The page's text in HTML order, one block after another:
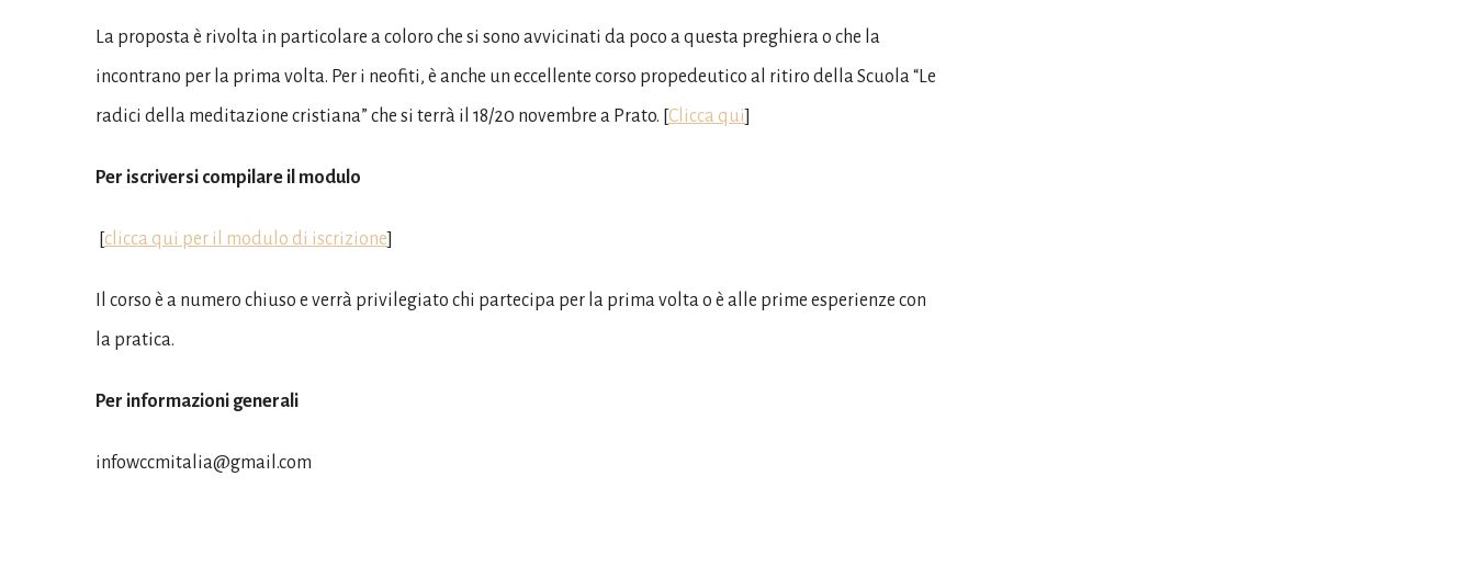
La proposta è rivolta in particolare a coloro che si sono avvicinati da poco a questa preghiera o che la
incontrano per la prima volta. Per i neofiti, è anche un eccellente corso propedeutico al ritiro della Scuola “Le
radici della meditazione cristiana” che si terrà il 18/20 novembre a Prato. Clicca qui
Per iscriversi compilare il modulo
clicca qui per il modulo di iscrizione
Il corso è a numero chiuso e verrà privilegiato chi partecipa per la prima volta o è alle prime esperienze con
la pratica.
Per informazioni generali
infowccmitalia@gmail.com